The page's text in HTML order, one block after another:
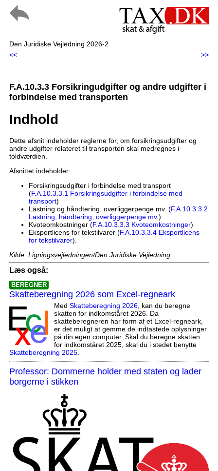
Den Juridiske Vejledning 2026-2
<<
>>
F.A.10.3.3 Forsikringudgifter og andre udgifter i
forbindelse med transporten
Indhold
Dette afsnit indeholder reglerne for, om forsikringsudgifter og
andre udgifter relateret til transporten skal medregnes i
toldværdien.
Afsnittet indeholder:
Forsikringsudgifter i forbindelse med transport
(F.A.10.3.3.1 Forsikringsudgifter i forbindelse med
transport)
Lastning og håndtering, overliggerpenge mv. (F.A.10.3.3.2
Lastning, håndtering, overliggerpenge mv.)
Kvoteomkostninger (F.A.10.3.3.3 Kvoteomkostninger)
Eksportlicens for tekstilvarer (F.A.10.3.3.4 Eksportlicens
for tekstilvarer).
Kilde: Ligningsvejledningen/Den Juridiske Vejledning
Læs også:
BEREGNER
Skatteberegning 2026 som Excel-regneark
Med Skatteberegning 2026, kan du beregne
skatten for indkomståret 2026. Da
skatteberegneren har form af et Excel-regneark,
er det muligt at gemme de indtastede oplysninger
på din egen computer. Skal du beregne skatten
for indkomståret 2025, skal du i stedet benytte
Skatteberegning 2025.
Professor: Dommerne holder med staten og lader
borgerne i stikken